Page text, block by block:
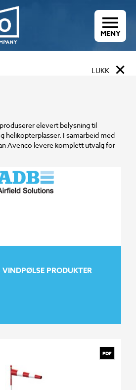
MENY
elevert belysning til
helikopterplasser. I samarbeid med
Avenco levere komplett utvalg for
PRODUKTER
PDF
LUKK ×